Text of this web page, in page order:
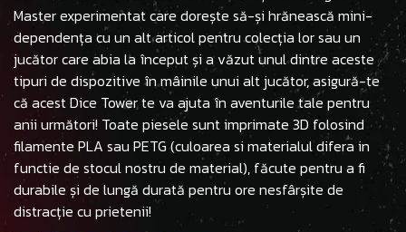
Master experimentat care dorește să-și hrănească mini-
dependența cu un alt articol pentru colecția lor sau un
jucător care abia la început și a văzut unul dintre aceste
tipuri de dispozitive în mâinile unui alt jucător, asigură-te
că acest Dice Tower te va ajuta în aventurile tale pentru
anii următori! Toate piesele sunt imprimate 3D folosind
filamente PLA sau PETG (culoarea si materialul difera in
functie de stocul nostru de material), făcute pentru a fi
durabile și de lungă durată pentru ore nesfârșite de
distracție cu prietenii!